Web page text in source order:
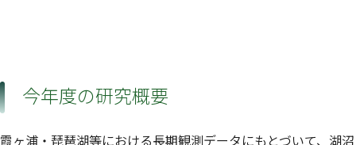
今年度の研究概要
霞ヶ浦・琵琶湖等における長期観測データにもとづいて、湖沼